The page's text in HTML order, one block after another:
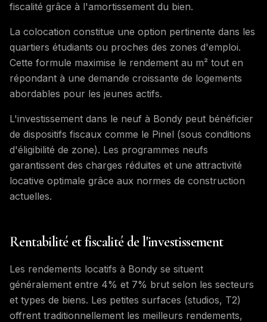
fiscalité grâce à l'amortissement du bien.
La colocation constitue une option pertinente dans les
quartiers étudiants ou proches des zones d'emploi.
Cette formule maximise le rendement au m² tout en
répondant à une demande croissante de logements
abordables pour les jeunes actifs.
L'investissement dans le neuf à Bondy peut bénéficier
de dispositifs fiscaux comme le Pinel (sous conditions
d'éligibilité de zone). Les programmes neufs
garantissent des charges réduites et une attractivité
locative optimale grâce aux normes de construction
actuelles.
Rentabilité et fiscalité de l'investissement
Les rendements locatifs à Bondy se situent
généralement entre 4% et 7% brut selon les secteurs
et types de biens. Les petites surfaces (studios, T2)
offrent traditionnellement les meilleurs rendements,